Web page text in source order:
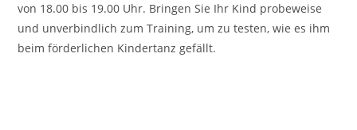
von 18.00 bis 19.00 Uhr. Bringen Sie Ihr Kind probeweise
und unverbindlich zum Training, um zu testen, wie es ihm
beim förderlichen Kindertanz gefällt.